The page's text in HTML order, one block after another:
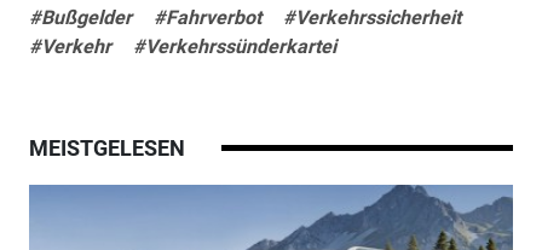
#Bußgelder #Fahrverbot
#Verkehrssicherheit
#Verkehr
#Verkehrssünderkartei
MEISTGELESEN